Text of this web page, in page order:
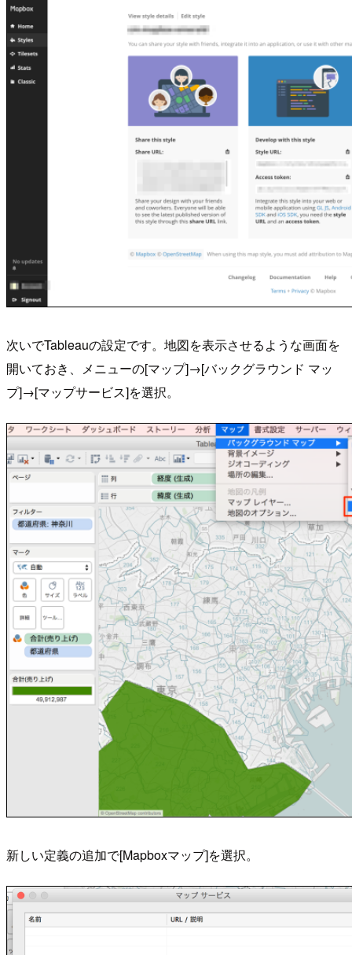
次いでTableauの設定です。地図を表示させるような画面を
開いておき、メニューの[マップ]→[バックグラウンド マッ
プ]→[マップサービス]を選択。
新しい定義の追加で[Mapboxマップ]を選択。